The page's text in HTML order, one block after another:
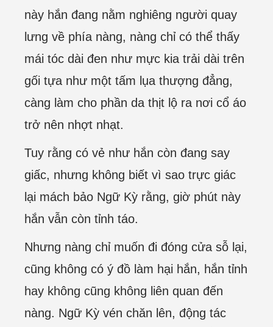
này hắn đang nằm nghiêng người quay
lưng về phía nàng, nàng chỉ có thể thấy
mái tóc dài đen như mực kia trải dài trên
gối tựa như một tấm lụa thượng đẳng,
càng làm cho phần da thịt lộ ra nơi cổ áo
trở nên nhợt nhạt.
Tuy rằng có vẻ như hắn còn đang say
giấc, nhưng không biết vì sao trực giác
lại mách bảo Ngữ Kỳ rằng, giờ phút này
hắn vẫn còn tỉnh táo.
Nhưng nàng chỉ muốn đi đóng cửa sỗ lại,
cũng không có ý đồ làm hại hắn, hắn tỉnh
hay không cũng không liên quan đến
nàng. Ngữ Kỳ vén chăn lên, động tác